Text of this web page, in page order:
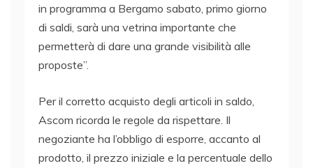
in programma a Bergamo sabato, primo giorno
di saldi, sarà una vetrina importante che
permetterà di dare una grande visibilità alle
proposte”.
Per il corretto acquisto degli articoli in saldo,
Ascom ricorda le regole da rispettare. Il
negoziante ha l’obbligo di esporre, accanto al
prodotto, il prezzo iniziale e la percentuale dello